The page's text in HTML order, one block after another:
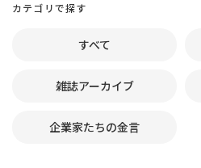
カテゴリで探す
すべて
雑誌アーカイブ
企業家たちの金言